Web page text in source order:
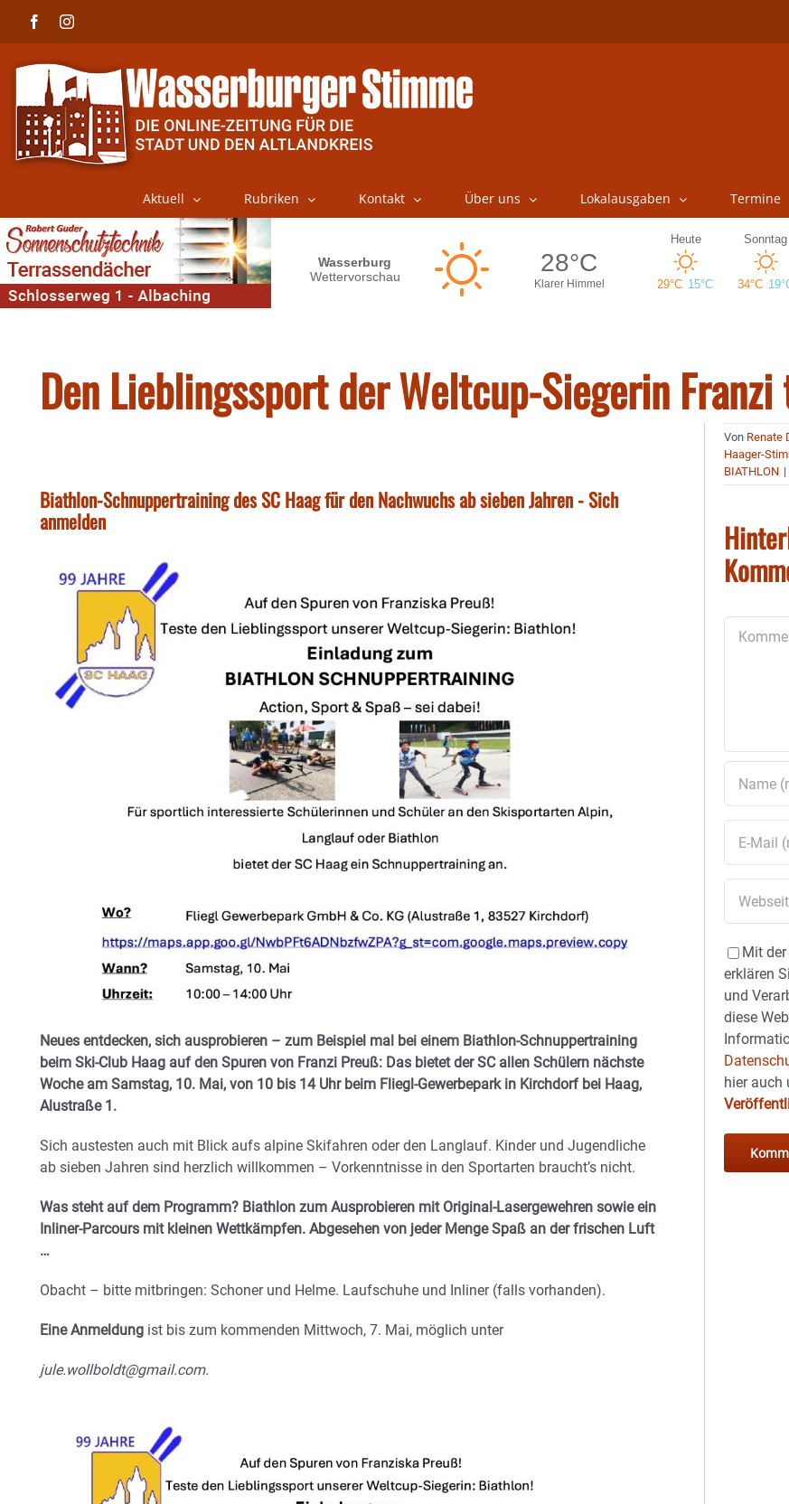
FacebookInstagram
Aktuell Rubriken Kontakt Über uns Lokalausgaben Termine
Den Lieblingssport der Weltcup-Siegerin
Biathlon-Schnuppertraining des SC Haag für den Nachwuchs ab sieben Jahren - Sich
anmelden
Neues entdecken, sich ausprobieren – zum Beispiel mal bei einem Biathlon-Schnuppertraining
beim Ski-Club Haag auf den Spuren von Franzi Preuß: Das bietet der SC allen Schülern nächste
Woche am Samstag, 10. Mai, von 10 bis 14 Uhr beim Fliegl-Gewerbepark in Kirchdorf bei Haag,
Alustraße 1.
Sich austesten auch mit Blick aufs alpine Skifahren oder den Langlauf. Kinder und Jugendliche
ab sieben Jahren sind herzlich willkommen – Vorkenntnisse in den Sportarten braucht’s nicht.
Was steht auf dem Programm? Biathlon zum Ausprobieren mit Original-Lasergewehren sowie ein
Inliner-Parcours mit kleinen Wettkämpfen. Abgesehen von jeder Menge Spaß an der frischen Luft
…
Obacht – bitte mitbringen: Schoner und Helme. Laufschuhe und Inliner (falls vorhanden).
Eine Anmeldung ist bis zum kommenden Mittwoch, 7. Mai, möglich unter
jule.wollboldt@gmail.com.
Von Renate
Haager-
BIATHLON |
Mit
erklären
und
diese
hier auch